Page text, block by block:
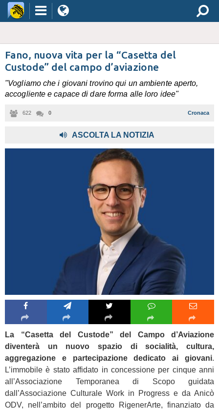
Fano, nuova vita per la “Casetta del
Custode” del campo d’aviazione
"Vogliamo che i giovani trovino qui un ambiente aperto,
accogliente e capace di dare forma alle loro idee"
622 0 Cronaca
ASCOLTA LA NOTIZIA
La “Casetta del Custode” del Campo d’Aviazione
diventerà un nuovo spazio di socialità, cultura,
aggregazione e partecipazione dedicato ai giovani.
L’immobile è stato affidato in concessione per cinque anni
all’Associazione Temporanea di Scopo guidata
dall’Associazione Culturale Work in Progress e da Anicò
ODV, nell’ambito del progetto RigenerArte, finanziato da